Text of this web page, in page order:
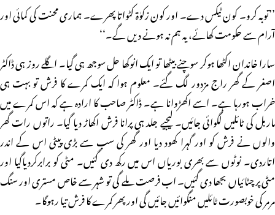
’’توبہ کرو۔ کون ٹیکس دے۔ اور کون زکوٰۃ کٹواتا پھرے۔ ہماری محنت کی کمائی اور
آرام سے حکومت کھائے، یہ ہم نہ ہونے دیں گے۔‘‘
سارا خاندان اکٹھا ہوکر سوچنے بیٹھا تو ایک انوکھا حل سوجھ ہی گیا۔ اگلے روز ہی ڈاکٹر
اصغر کے گھر راج مزدور لگ گئے۔ معلوم ہوا کہ ایک کمرے کا فرش تو بہت ہی
خراب ہورہا ہے۔ اسے اکھڑوانا ہے۔ ڈاکٹر صاحب کا ارادہ ہے کہ اس کمرے میں
ماربل کی ٹائلیں لگوائی جائیں۔ لیجیے جلد ہی پرانا فرش اکھاڑ دیا گیا۔ راتوں رات گھر
والوں نے فرش کو اور گہرا کھود دیا اور گھر کی سب سے بڑی پیٹی اس کے اندر
اتاردی۔ نوٹوں سے بھری بوریاں اس میں رکھ دی گئیں۔ مٹی کو برابرکردیاگیا اور
مٹی پر چٹائیاں بجھا دی گئیں۔ اب فرصت ملے گی تو شہر سے خاص مستری اور سنگ
مرمر کی خوبصورت ٹائلیں منگوائیں جائیں گی اور پھر کمرے کا فرش تیا رہوگا۔